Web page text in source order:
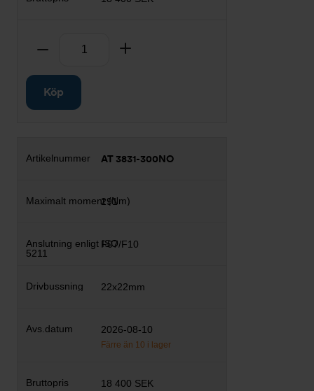
Ta bort
Köp
AT 3831-300NO
291
F07/F10
22x22mm
2026-08-10
Färre än 10 i lager
18 400 SEK